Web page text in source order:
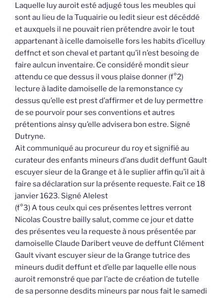
Laquelle luy auroit esté adjugé tous les meubles qui
sont au lieu de la Tuquairie ou ledit sieur est décéddé
et auxquels il ne pouvait rien prétendre avoir le tout
appartenant à icelle damoiselle fors les habits d’icelluy
deffnct et son cheval et partant qu’il n’est besoing de
faire aulcun inventaire. Ce considéré mondit sieur
attendu ce que dessus il vous plaise donner (f°2)
lecture à ladite damoiselle de la remonstance cy
dessus qu’elle est prest d’affirmer et de luy permettre
de se pourvoir pour ses conventions et autres
prétentions ainsy qu’elle advisera bon estre. Signé
Dutryne.
Ait communiqué au procureur du roy et signifié au
curateur des enfants mineurs d’ans dudit deffunt Gault
escuyer sieur de la Grange et à le suplier affin qu’il ait à
faire sa déclaration sur la présente requeste. Fait ce 18
janvier 1623. Signé Alelest
(f°3) A tous ceulx qui ces présentes lettres verront
Nicolas Coustre bailly salut, comme ce jour et datte
des présentes veu la requeste à nous présentée par
damoiselle Claude Daribert veuve de deffunt Clément
Gault vivant escuyer sieur de la Grange tutrice des
mineurs dudit deffunt et d’elle par laquelle elle nous
auroit remonstré que par l’acte de création de tutelle
de sa personne desdits mineurs par nous fait le samedi